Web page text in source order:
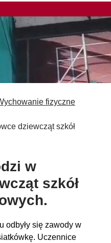
fizyczne
dziewcząt szkół
w
szkół
odbyły się zawody w
Uczennice